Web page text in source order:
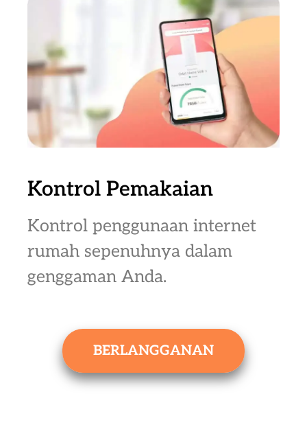
Kontrol Pemakaian
Kontrol penggunaan internet
rumah sepenuhnya dalam
genggaman Anda.
BERLANGGANAN